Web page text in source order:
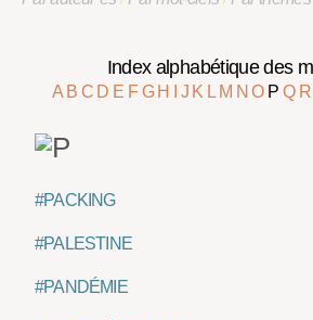
Index alphabétique des
A B C D E F G H J K L M NO P Q R
#PACKING
#PALESTINE
#PANDÉMIE